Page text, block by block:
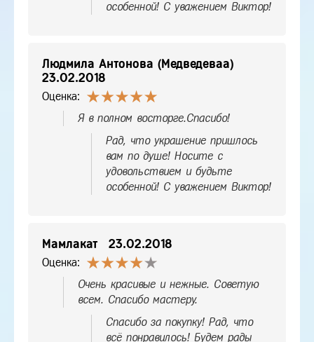
особенной! С уважением Виктор!
Людмила Антонова (Медведеваа)
23.02.2018
Оценка:
Я в полном восторге.Спасибо!
Рад, что украшение пришлось
вам по душе! Носите с
удовольствием и будьте
особенной! С уважением Виктор!
Мамлакат 23.02.2018
Оценка:
Очень красивые и нежные. Советую
всем. Спасибо мастеру.
Спасибо за покупку! Рад, что
всё понравилось! Будем рады